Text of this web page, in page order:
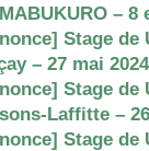
– 8
Stage de
– 27 mai 2024
Stage de
Laffitte –
Stage de